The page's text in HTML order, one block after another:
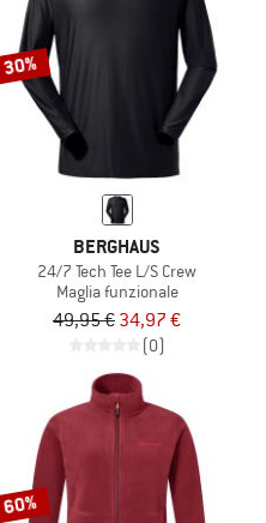
30%
BERGHAUS
24/7 Tech Tee L/S Crew
Maglia funzionale
49,95 € 34,97 €
(0)
60%